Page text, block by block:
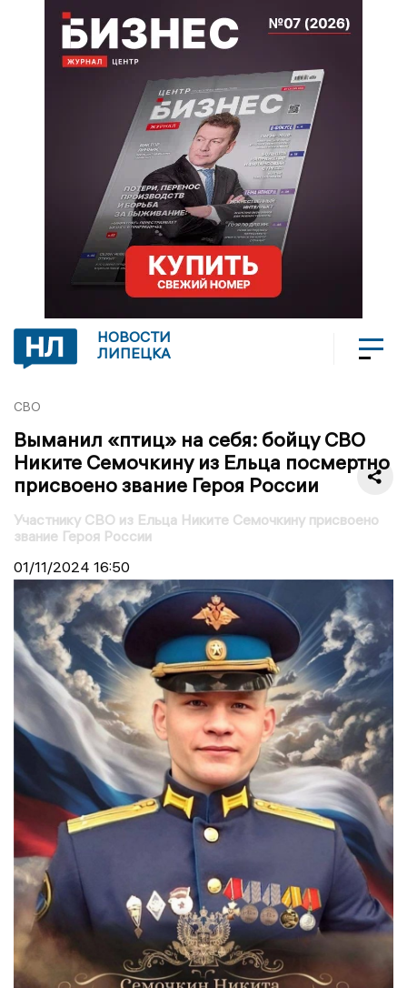
НОВОСТИ
ЛИПЕЦКА
СВО
Выманил «птиц» на себя: бойцу СВО
Никите Семочкину из Ельца посмертно
присвоено звание Героя России
Участнику СВО из Ельца Никите Семочкину присвоено
звание Героя России
01/11/2024 16:50